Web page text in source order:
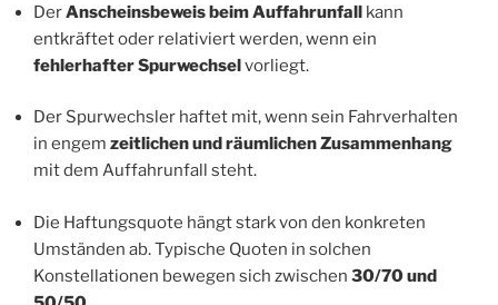
DerAnscheinsbeweis beim Auffahrunfall kann
entkräftet oder relativiert werden, wenn ein
fehlerhafter Spurwechselvorliegt.
Der Spurwechsler haftet mit, wenn sein Fahrverhalten
in engem zeitlichen und räumlichen Zusammenhang
mit dem Auffahrunfall steht.
Die Haftungsquote hängt stark von den konkreten
Umständen ab. Typische Quoten in solchen
Konstellationen bewegen sich zwischen 30/70 und